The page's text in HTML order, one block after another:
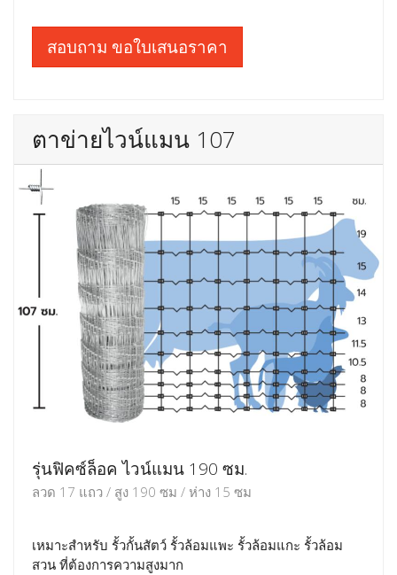
สอบถาม ขอใบเสนอราคา
ตาข่ายไวน์แมน 107
รุ่นฟิคซ์ล็อค ไวน์แมน 190 ซม.
ลวด 17 แถว / สูง 190 ซม / ห่าง 15 ซม
เหมาะสำหรับ รั้วกั้นสัตว์ รั้วล้อมแพะ รั้วล้อมแกะ รั้วล้อม
สวน ที่ต้องการความสูงมาก